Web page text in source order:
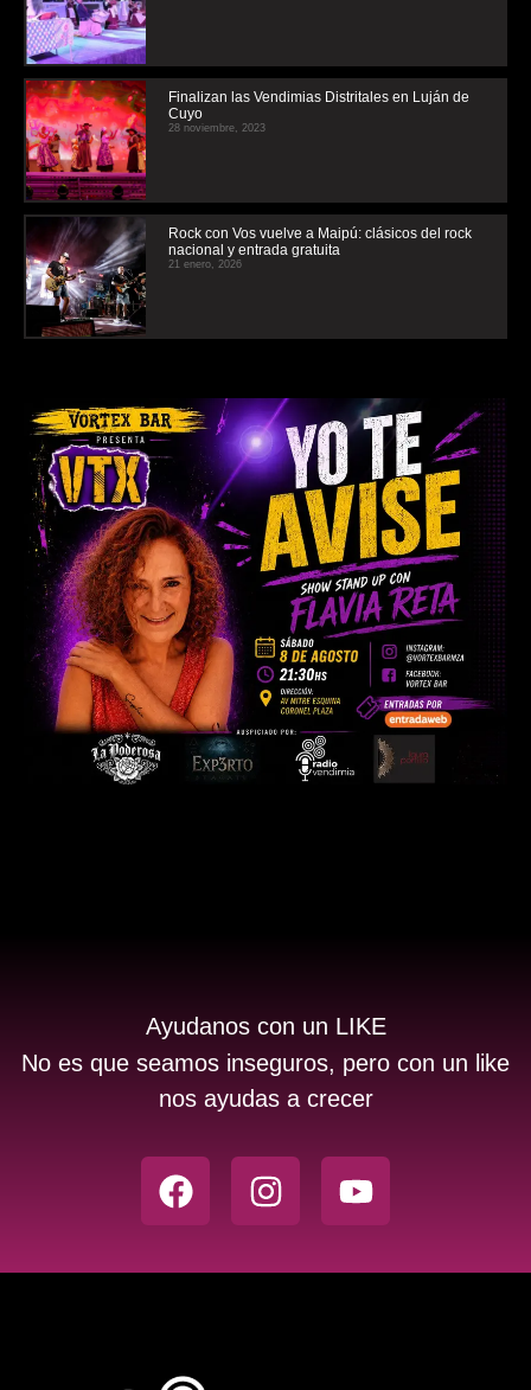
Finalizan las Vendimias Distritales en Luján de
Cuyo
28 noviembre, 2023
Rock con Vos vuelve a Maipú: clásicos del rock
nacional y entrada gratuita
21 enero, 2026
Ayudanos con un LIKE
No es que seamos inseguros, pero con un like
nos ayudas a crecer